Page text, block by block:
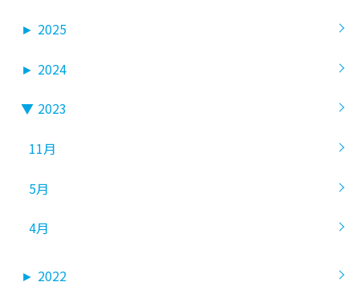
► 2025
► 2024
▼ 2023
11月
5月
4月
► 2022